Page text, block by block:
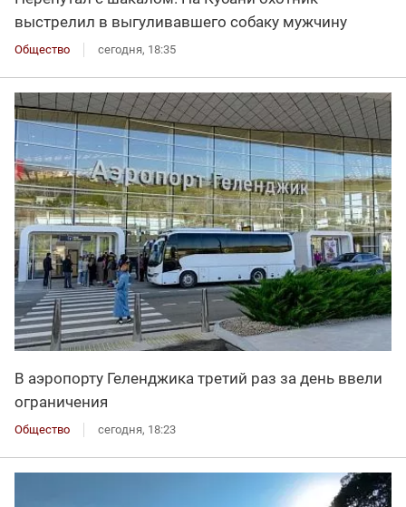
выстрелил в выгуливавшего собаку мужчину
Общество сегодня, 18:35
В аэропорту Геленджика третий раз за день ввели
ограничения
Общество сегодня, 18:23